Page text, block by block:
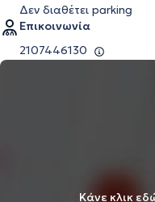
Δεν διαθέτει parking
Επικοινωνία
2107446130
Κάνε κλικ